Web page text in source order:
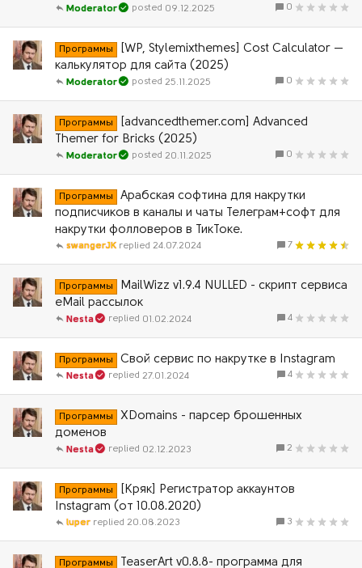
0
09.12.2025
Moderator
Программы
[WP, Stylemixthemes] Cost Calculator —
калькулятор для сайта (2025)
0
25.11.2025
Moderator
Программы
[advancedthemer.com] Advanced
Themer for Bricks (2025)
0
20.11.2025
Moderator
Программы
Арабская софтина для накрутки
подписчиков в каналы и чаты Телеграм+софт для
накрутки фолловеров в ТикТоке.
7
24.07.2024
swangerJK
Программы
MailWizz v1.9.4 NULLED - скрипт сервиса
eMail рассылок
4
01.02.2024
Nesta
Программы Свой сервис по накрутке в Instagram
4
27.01.2024
Nesta
Программы
XDomains - парсер брошенных
доменов
2
02.12.2023
Nesta
Программы
[Кряк] Регистратор аккаунтов
Instagram (от 10.08.2020)
3
20.08.2023
luper
Программы
TeaserArt v0.8.8- программа для